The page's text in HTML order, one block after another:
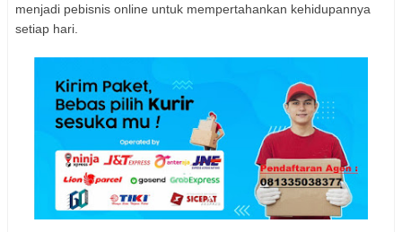
menjadi pebisnis online untuk mempertahankan kehidupannya
setiap hari.